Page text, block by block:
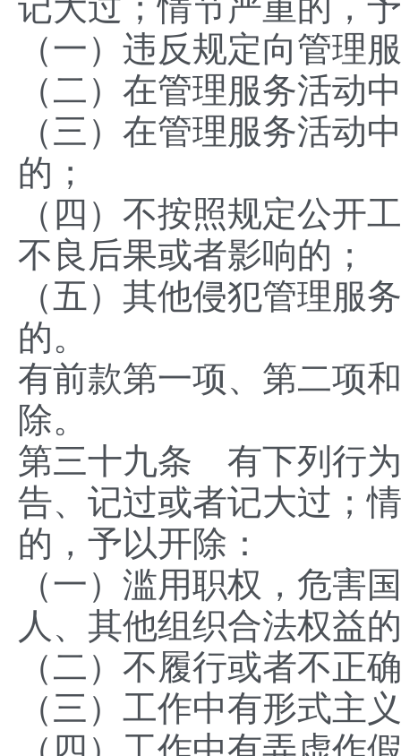
（一）违反规定向管理
（二）在管理服务活动
（三）在管理服务活动
的；
（四）不按照规定公开
不良后果或者影响的；
（五）其他侵犯管理服
的。
有前款第一项、第二项
除。
第三十九条 有下列行
告、记过或者记大过；
的，予以开除：
（一）滥用职权，危害
人、其他组织合法权益
（二）不履行或者不正
（三）工作中有形式主